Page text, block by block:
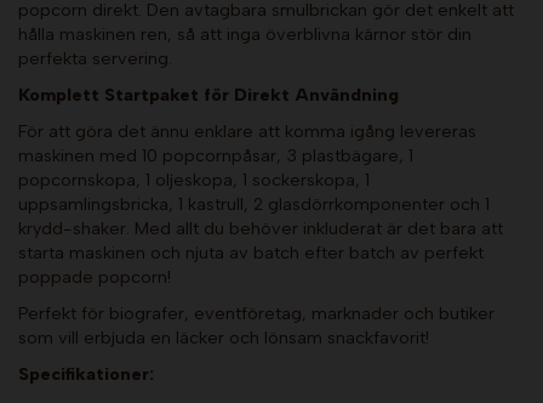
popcorn direkt. Den avtagbara smulbrickan gör det enkelt att
hålla maskinen ren, så att inga överblivna kärnor stör din
perfekta servering.
Komplett Startpaket för Direkt Användning
För att göra det ännu enklare att komma igång levereras
maskinen med 10 popcornpåsar, 3 plastbägare, 1
popcornskopa, 1 oljeskopa, 1 sockerskopa, 1
uppsamlingsbricka, 1 kastrull, 2 glasdörrkomponenter och 1
krydd-shaker. Med allt du behöver inkluderat är det bara att
starta maskinen och njuta av batch efter batch av perfekt
poppade popcorn!
Perfekt för biografer, eventföretag, marknader och butiker
som vill erbjuda en läcker och lönsam snackfavorit!
Specifikationer: